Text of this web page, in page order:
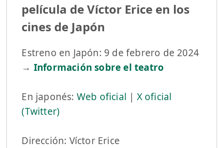
película de Víctor Erice en los
cines de Japón
Estreno en Japón: 9 de febrero de 2024
→ Información sobre el teatro
En japonés: Web oficial | X oficial
(Twitter)
Dirección: Víctor Erice